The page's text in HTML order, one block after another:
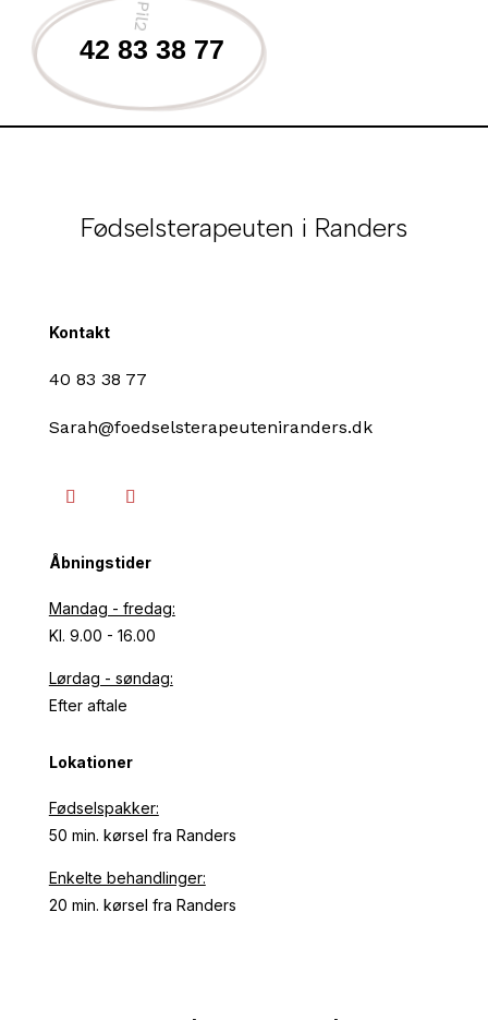
42 83 38 77
Fødselsterapeuten i Randers
Kontakt
40 83 38 77
Sarah@foedselsterapeuteniranders.dk
Åbningstider
Mandag - fredag:
Kl. 9.00 - 16.00
Lørdag - søndag:
Efter aftale
Lokationer
Fødselspakker:
50 min. kørsel fra Randers
Enkelte behandlinger:
20 min. kørsel fra Randers